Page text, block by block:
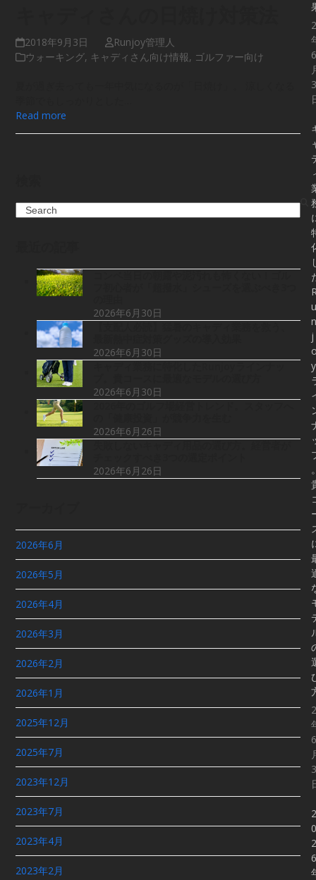
2018年9月3日
Runjoy管理人
ウォーキング, キャディさん向け情報, ゴルファー向け
Read more
Search
2026年6月30日
2026年6月30日
2026年6月30日
2026年6月26日
2026年6月26日
2026年6月
2026年5月
2026年4月
2026年3月
2026年2月
2026年1月
2025年12月
2025年7月
2023年12月
2023年7月
2023年4月
2023年2月
6
u
n
j
y
6
2
0
2
6